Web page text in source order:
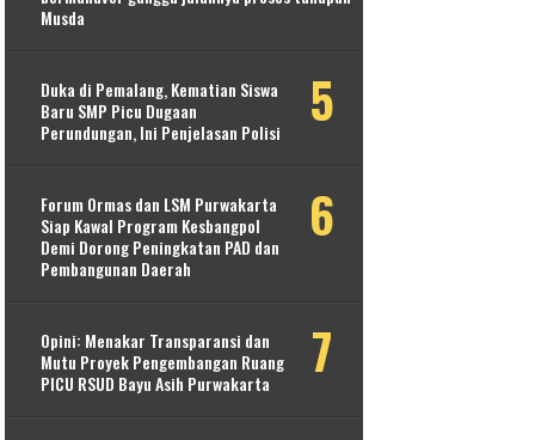
Musda
Duka di Pemalang, Kematian Siswa
Baru SMP Picu Dugaan
Perundungan, Ini Penjelasan Polisi
Forum Ormas dan LSM Purwakarta
Siap Kawal Program Kesbangpol
Demi Dorong Peningkatan PAD dan
Pembangunan Daerah
Opini: Menakar Transparansi dan
Mutu Proyek Pengembangan Ruang
PICU RSUD Bayu Asih Purwakarta